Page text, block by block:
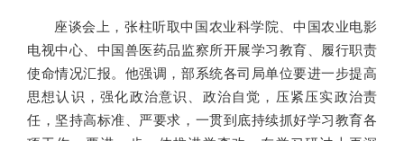
座谈会上，张柱听取中国农业科学院、中国农业电影
电视中心、中国兽医药品监察所开展学习教育、履行职责
使命情况汇报。他强调，部系统各司局单位要进一步提高
思想认识，强化政治意识、政治自觉，压紧压实政治责
任，坚持高标准、严要求，一贯到底持续抓好学习教育各